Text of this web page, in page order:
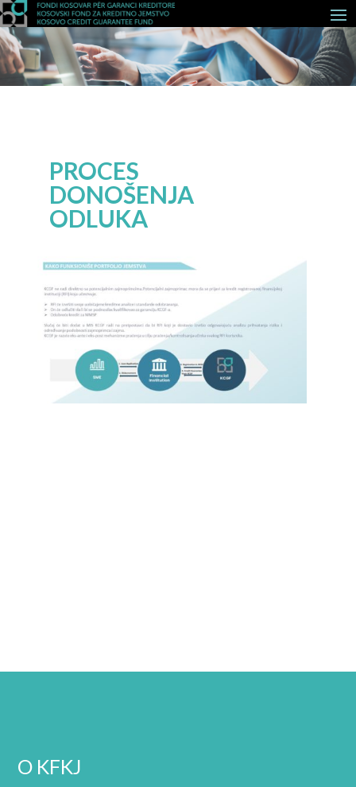
PROCES
DONOŠENJA
ODLUKA
O KFKJ